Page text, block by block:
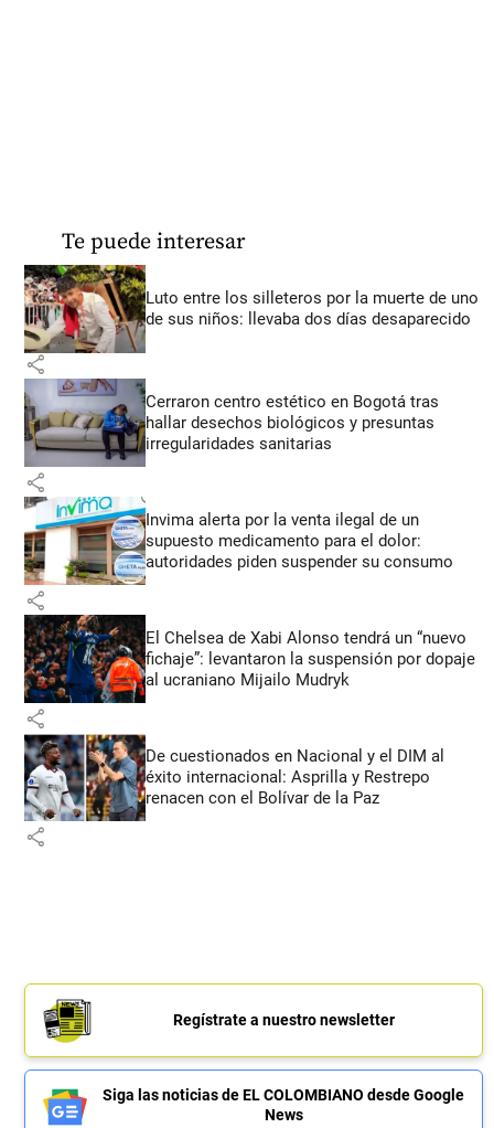
Te puede interesar
Luto entre los silleteros por la muerte de uno
de sus niños: llevaba dos días desaparecido
share
Cerraron centro estético en Bogotá tras
hallar desechos biológicos y presuntas
irregularidades sanitarias
share
Invima alerta por la venta ilegal de un
supuesto medicamento para el dolor:
autoridades piden suspender su consumo
share
El Chelsea de Xabi Alonso tendrá un “nuevo
fichaje”: levantaron la suspensión por dopaje
al ucraniano Mijailo Mudryk
share
De cuestionados en Nacional y el DIM al
éxito internacional: Asprilla y Restrepo
renacen con el Bolívar de la Paz
share
Regístrate a nuestro newsletter
Siga las noticias de EL COLOMBIANO desde Google
News